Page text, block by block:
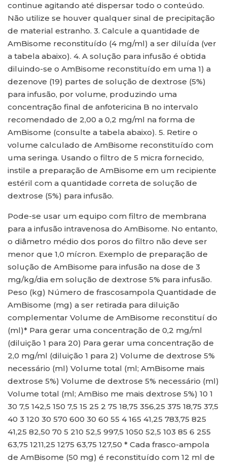
continue agitando até dispersar todo o conteúdo.
Não utilize se houver qualquer sinal de precipitação
de material estranho. 3. Calcule a quantidade de
AmBisome reconstituído (4 mg/ml) a ser diluída (ver
a tabela abaixo). 4. A solução para infusão é obtida
diluindo-se o AmBisome reconstituído em uma 1) a
dezenove (19) partes de solução de dextrose (5%)
para infusão, por volume, produzindo uma
concentração final de anfotericina B no intervalo
recomendado de 2,00 a 0,2 mg/ml na forma de
AmBisome (consulte a tabela abaixo). 5. Retire o
volume calculado de AmBisome reconstituído com
uma seringa. Usando o filtro de 5 micra fornecido,
instile a preparação de AmBisome em um recipiente
estéril com a quantidade correta de solução de
dextrose (5%) para infusão.
Pode-se usar um equipo com filtro de membrana
para a infusão intravenosa do AmBisome. No entanto,
o diâmetro médio dos poros do filtro não deve ser
menor que 1,0 mícron. Exemplo de preparação de
solução de AmBisome para infusão na dose de 3
mg/kg/dia em solução de dextrose 5% para infusão.
Peso (kg) Número de frascosampola Quantidade de
AmBisome (mg) a ser retirada para diluição
complementar Volume de AmBisome reconstituí do
(ml)* Para gerar uma concentração de 0,2 mg/ml
(diluição 1 para 20) Para gerar uma concentração de
2,0 mg/ml (diluição 1 para 2) Volume de dextrose 5%
necessário (ml) Volume total (ml; AmBisome mais
dextrose 5%) Volume de dextrose 5% necessário (ml)
Volume total (ml; AmBiso me mais dextrose 5%) 10 1
30 7,5 142,5 150 7,5 15 25 2 75 18,75 356,25 375 18,75 37,5
40 3 120 30 570 600 30 60 55 4 165 41,25 783,75 825
41,25 82,50 70 5 210 52,5 997,5 1050 52,5 103 85 6 255
63,75 1211,25 1275 63,75 127,50 * Cada frasco-ampola
de AmBisome (50 mg) é reconstituído com 12 ml de